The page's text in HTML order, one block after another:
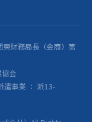
東財務局長（金商）第
協会
遣事業 ： 派13-